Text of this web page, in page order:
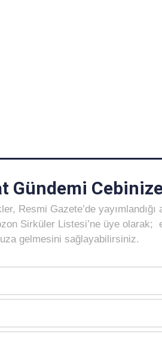
Gündemi
Resmi Gazete’de
Sirküler Listesi’ne üye olarak;
gelmesini sağlayabilirsiniz.